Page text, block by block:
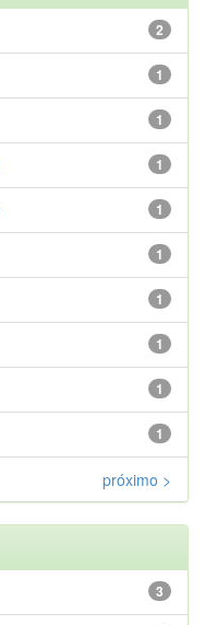
2
1
1
1
1
1
1
1
1
1
próximo >
3